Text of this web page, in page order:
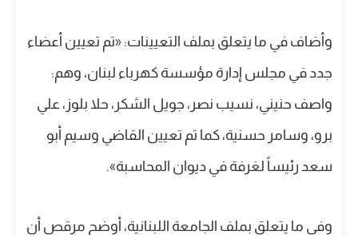
وأضاف في ما يتعلق بملف التعيينات: «تم تعيين أعضاء
جدد في مجلس إدارة مؤسسة كهرباء لبنان، وهم:
واصف حنيني، نسيب نصر، جويل الشكر، حلا بلوز، علي
برو، وسامر حسنية، كما تم تعيين القاضي وسيم أبو
سعد رئيساً لغرفة في ديوان المحاسبة».
وفي ما يتعلق بملف الجامعة اللبنانية، أوضح مرقص أن